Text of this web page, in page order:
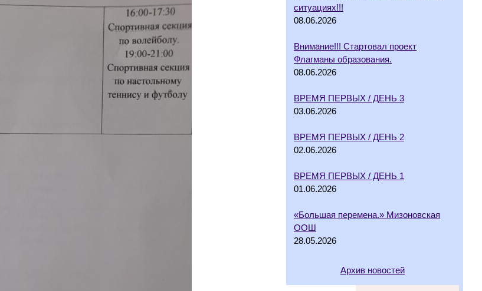
ситуациях!!!
08.06.2026
Внимание!!! Стартовал проект
Флагманы образования.
08.06.2026
ВРЕМЯ ПЕРВЫХ / ДЕНЬ 3
03.06.2026
ВРЕМЯ ПЕРВЫХ / ДЕНЬ 2
02.06.2026
ВРЕМЯ ПЕРВЫХ / ДЕНЬ 1
01.06.2026
«Большая перемена.» Мизоновская
ООШ
28.05.2026
Архив новостей